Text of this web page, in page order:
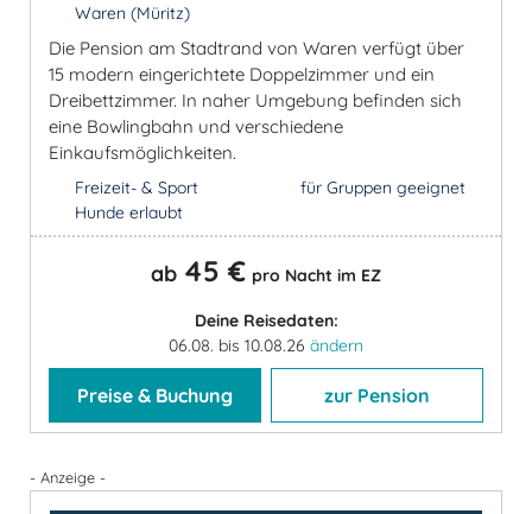
Waren (Müritz)
Die Pension am Stadtrand von Waren verfügt über
15 modern eingerichtete Doppelzimmer und ein
Dreibettzimmer. In naher Umgebung befinden sich
eine Bowlingbahn und verschiedene
Einkaufsmöglichkeiten.
Freizeit- & Sport
Hunde erlaubt
für Gruppen geeignet
ab 45 € pro Nacht im EZ
Deine Reisedaten:
06.08. bis 10.08.26 ändern
Preise & Buchung zur Pension
- Anzeige -